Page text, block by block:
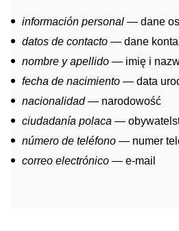
información personal — dane
datos de contacto — dane
nombre y apellido — imię i
fecha de nacimiento — data
nacionalidad— narodowość
ciudadanía polaca —
número de teléfono — numer
correo electrónico — e-mail